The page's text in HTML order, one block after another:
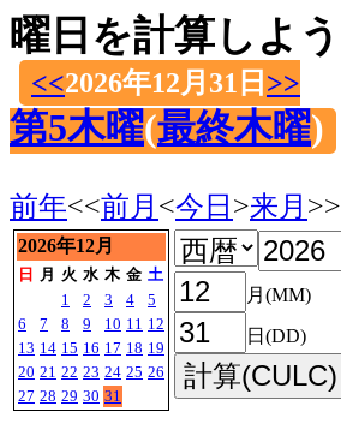
曜日を計算しよう
<<2026年12月31日 >>
第5木曜(最終木曜)
前年<<前月 <今日 >来月 >>
2026年12月
日 月 火 水 木 金 土
1
2 3 4
5
6
7 8 9 10 11 12
13 14 15 16 17 18 19
20 21 22 23 24 25 26
27 28 29 30 31
月(MM)
日(DD)